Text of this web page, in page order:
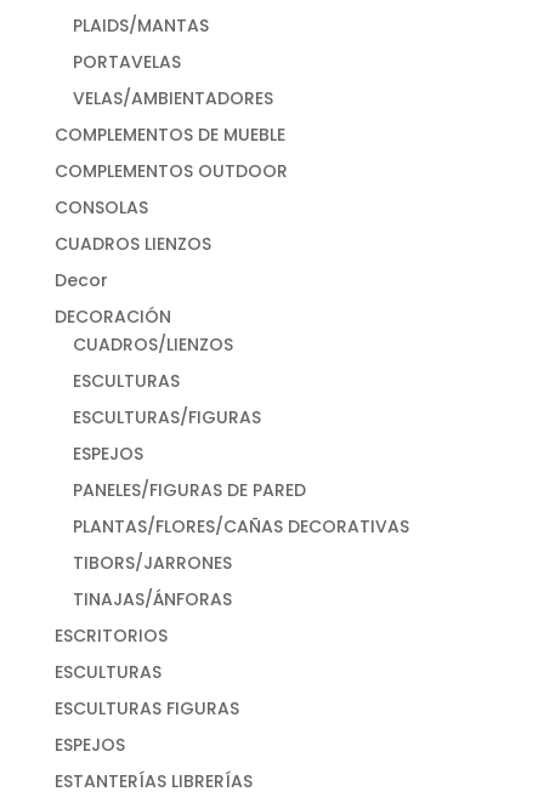
PLAIDS/MANTAS
PORTAVELAS
VELAS/AMBIENTADORES
COMPLEMENTOS DE MUEBLE
COMPLEMENTOS OUTDOOR
CONSOLAS
CUADROS LIENZOS
Decor
DECORACIÓN
CUADROS/LIENZOS
ESCULTURAS
ESCULTURAS/FIGURAS
ESPEJOS
PANELES/FIGURAS DE PARED
PLANTAS/FLORES/CAÑAS DECORATIVAS
TIBORS/JARRONES
TINAJAS/ÁNFORAS
ESCRITORIOS
ESCULTURAS
ESCULTURAS FIGURAS
ESPEJOS
ESTANTERÍAS LIBRERÍAS